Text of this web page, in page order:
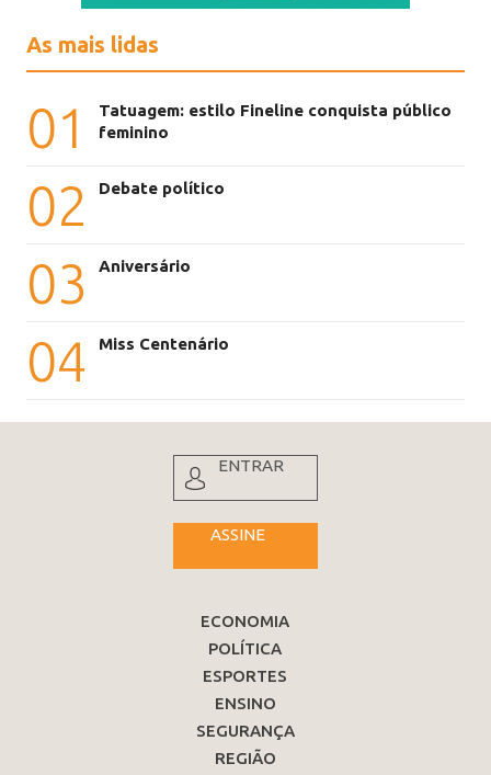
As mais lidas
01
Tatuagem: estilo Fineline conquista público
feminino
02 Debate político
03 Aniversário
04 Miss Centenário
ENTRAR
ASSINE
ECONOMIA
POLÍTICA
ESPORTES
ENSINO
SEGURANÇA
REGIÃO